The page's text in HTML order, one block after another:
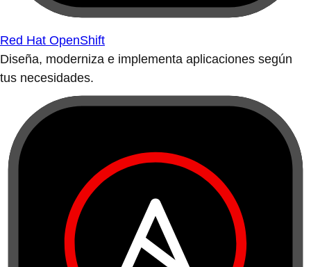
Red Hat OpenShift
Diseña, moderniza e implementa aplicaciones según
tus necesidades.